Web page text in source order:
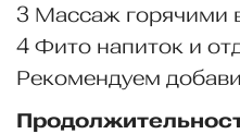
3 Массаж горячими
4 Фито напиток и
Рекомендуем